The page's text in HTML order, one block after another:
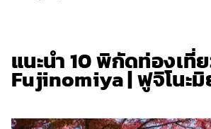
แนะนำ 10 พิกัดท่องเที่
Fujinomiya | ฟูจิโนะมิ